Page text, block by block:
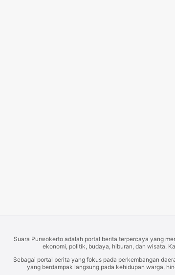
Suara Purwokerto adalah portal berita terpercaya yang
ekonomi, politik, budaya, hiburan, dan wisata.
Sebagai portal berita yang fokus pada perkembangan
yang berdampak langsung pada kehidupan warga,